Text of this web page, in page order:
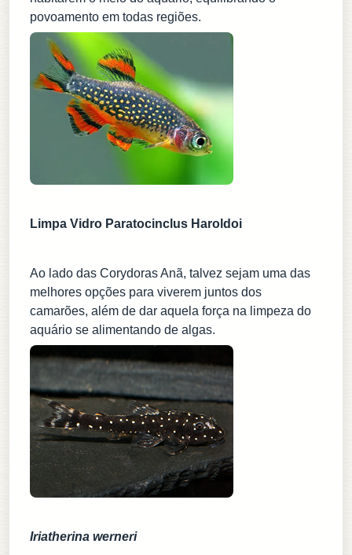
povoamento em todas regiões.
Limpa Vidro Paratocinclus Haroldoi
Ao lado das Corydoras Anã, talvez sejam uma das
melhores opções para viverem juntos dos
camarões, além de dar aquela força na limpeza do
aquário se alimentando de algas.
Iriatherina werneri